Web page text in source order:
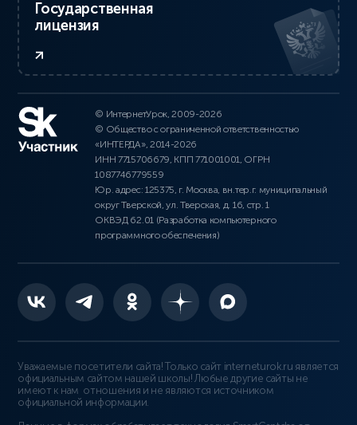
Государственная
лицензия
© ИнтернетУрок, 2009-2026
© Общество с ограниченной ответственностью
«ИНТЕРДА», 2014-2026
ИНН 7715706679, КПП 771001001, ОГРН
1087746779559
Юр. адрес: 125375, г. Москва, вн.тер.г. муниципальный
округ Тверской, ул. Тверская, д. 16, стр. 1
ОКВЭД 62.01 (Разработка компьютерного
программного обеспечения)
Уважаемые посетители сайта! Только сайт interneturok.ru является
официальным сайтом нашей школы! Любые другие сайты не
имеют к нам отношения и не являются источником
официальной информации.